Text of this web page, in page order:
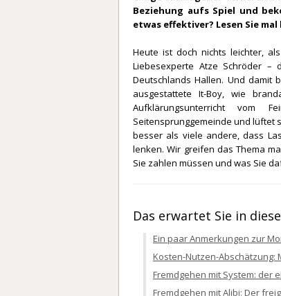
Beziehung aufs Spiel und
etwas effektiver? Lesen Sie
Heute ist doch nichts leichter,
Liebesexperte Atze Schröder –
Deutschlands Hallen. Und damit
ausgestattete It-Boy, wie
Aufklärungsunterricht vom
Seitensprunggemeinde und lüftet
besser als viele andere, dass
lenken. Wir greifen das Thema
Sie zahlen müssen und was Sie
Das erwartet Sie in
Ein paar Anmerkungen zur
Kosten-Nutzen-Abschätzung:
Fremdgehen mit System: der
Fremdgehen mit Alibi: Der